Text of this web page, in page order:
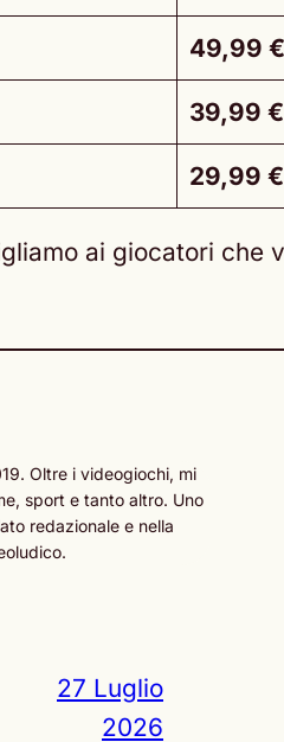
49,99 €
39,99 €
29,99 €
ai giocatori che
Oltre i videogiochi, mi
sport e tanto altro. Uno
redazionale e nella
27 Luglio
2026